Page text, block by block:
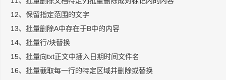
12、保留指定范围的文字
13、批量删除A中存在于B中的内容
14、批量行/块替换
15、批量向txt正文中插入日期时间文件名
16、批量截取每一行的特定区域并删除或替换